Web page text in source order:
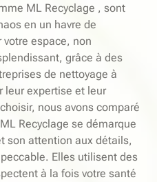
ML Recyclage , sont
en un havre de
espace, non
grâce à des
de nettoyage à
leur expertise et leur
nous avons comparé
Recyclage se démarque
son attention aux détails,
Elles utilisent des
à la fois votre santé